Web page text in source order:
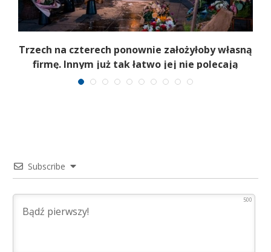
Trzech na czterech ponownie założyłoby własną
firmę. Innym już tak łatwo jej nie polecają
Subscribe
500